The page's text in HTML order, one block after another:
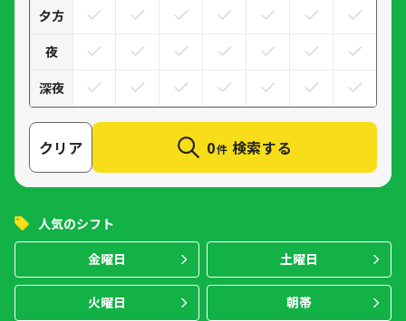
夕方
夜
深夜
クリア 0件 検索する
人気のシフト
金曜日
土曜日
火曜日 朝帯